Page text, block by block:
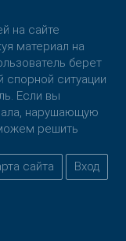
на сайте
материал на
берет
спорной ситуации
Если вы
нарушающую
решить
сайта Вход